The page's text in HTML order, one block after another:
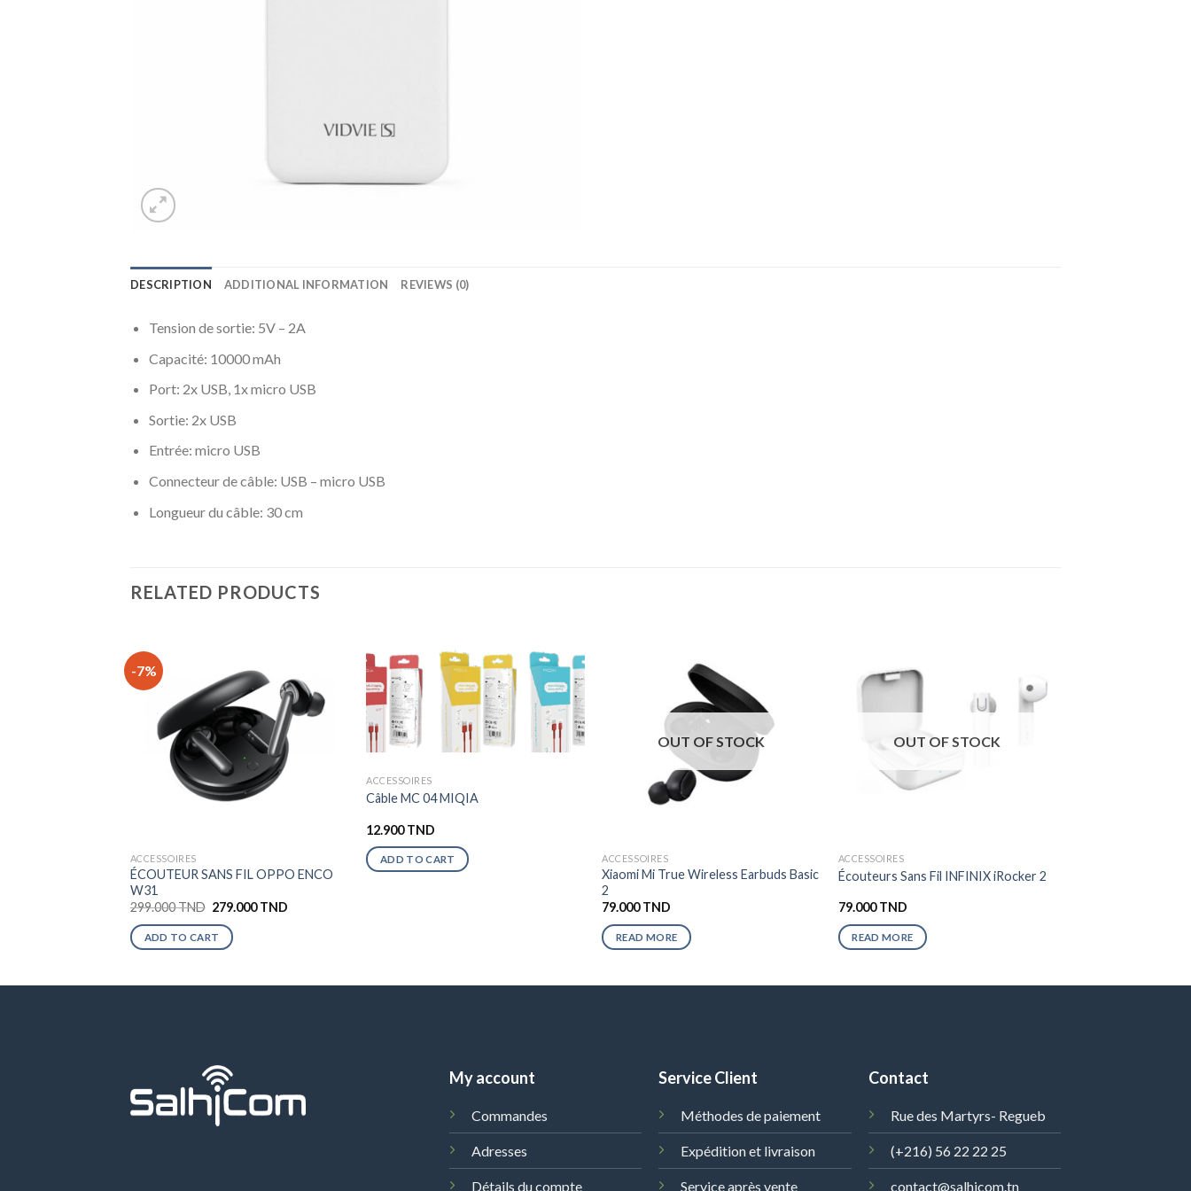
DESCRIPTION ADDITIONAL INFORMATION REVIEWS (0)
Tension de sortie: 5V – 2A
Capacité: 10000 mAh
Port: 2x USB, 1x micro USB
Sortie: 2x USB
Entrée: micro USB
Connecteur de câble: USB – micro USB
Longueur du câble: 30 cm
RELATED PRODUCTS
-7%
ACCESSOIRES
ÉCOUTEUR SANS FIL OPPO ENCO
W31
299.000TND 279.000TND
ADD TO CART
ACCESSOIRES
Câble MC 04 MIQIA
12.900TND
ADD TO CART
OUT OF STOCK
ACCESSOIRES
Xiaomi Mi True Wireless Earbuds Basic
2
79.000TND
READ MORE
OUT OF STOCK
ACCESSOIRES
Écouteurs Sans Fil INFINIX iRocker 2
79.000TND
READ MORE
My account
Commandes
Adresses
Détails du compte
Service Client
Méthodes de paiement
Expédition et livraison
Service après vente
Contact
Rue des Martyrs- Regueb
(+216) 56 22 22 25
contact@salhicom.tn